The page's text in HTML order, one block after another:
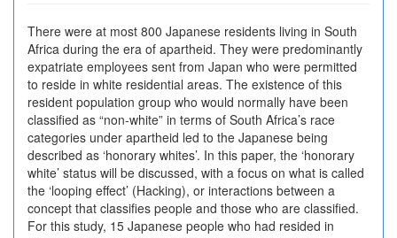
There were at most 800 Japanese residents living in South
Africa during the era of apartheid. They were predominantly
expatriate employees sent from Japan who were permitted
to reside in white residential areas. The existence of this
resident population group who would normally have been
classified as “non-white” in terms of South Africa’s race
categories under apartheid led to the Japanese being
described as ‘honorary whites’. In this paper, the ‘honorary
white’ status will be discussed, with a focus on what is called
the ‘looping effect’ (Hacking), or interactions between a
concept that classifies people and those who are classified.
For this study, 15 Japanese people who had resided in